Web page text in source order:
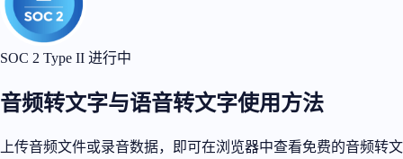
SOC 2 Type II 进行中
音频转文字与语音转文字使用方法
上传音频文件或录音数据，即可在浏览器中查看免费的音频转文